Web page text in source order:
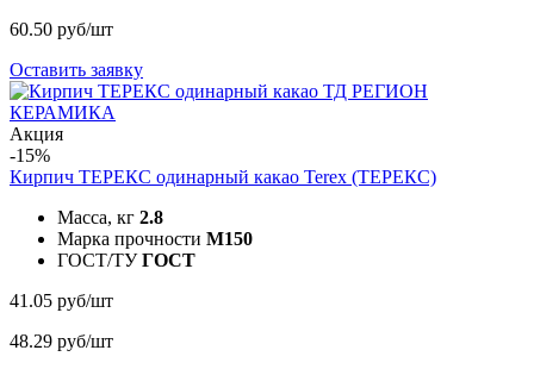
60.50 руб/шт
Оставить заявку
Акция
-15%
Кирпич ТЕРЕКС одинарный какао Terex (ТЕРЕКС)
Масса, кг 2.8
Марка прочности M150
ГОСТ/ТУ ГОСТ
41.05 руб/шт
48.29 руб/шт